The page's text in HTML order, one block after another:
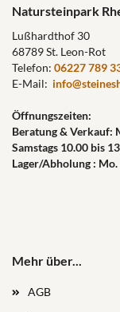
Natursteinpark
Lußhardthof 30
68789 St. Leon-Rot
Telefon: 06227 789
E-Mail:
Öffnungszeiten:
Beratung & Verkauf:
Samstags 10.00 bis
Lager/Abholung :
Mehr über...
AGB